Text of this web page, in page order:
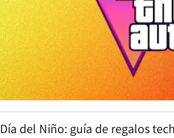
Día del Niño: guía de regalos